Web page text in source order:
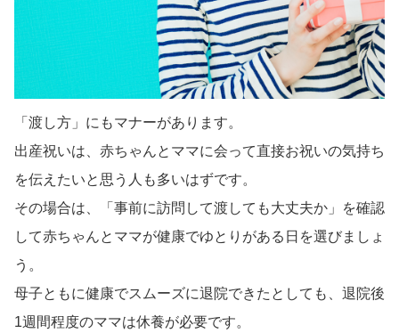
「渡し方」にもマナーがあります。
出産祝いは、赤ちゃんとママに会って直接お祝いの気持ち
を伝えたいと思う人も多いはずです。
その場合は、「事前に訪問して渡しても大丈夫か」を確認
して赤ちゃんとママが健康でゆとりがある日を選びましょ
う。
母子ともに健康でスムーズに退院できたとしても、退院後
1週間程度のママは休養が必要です。